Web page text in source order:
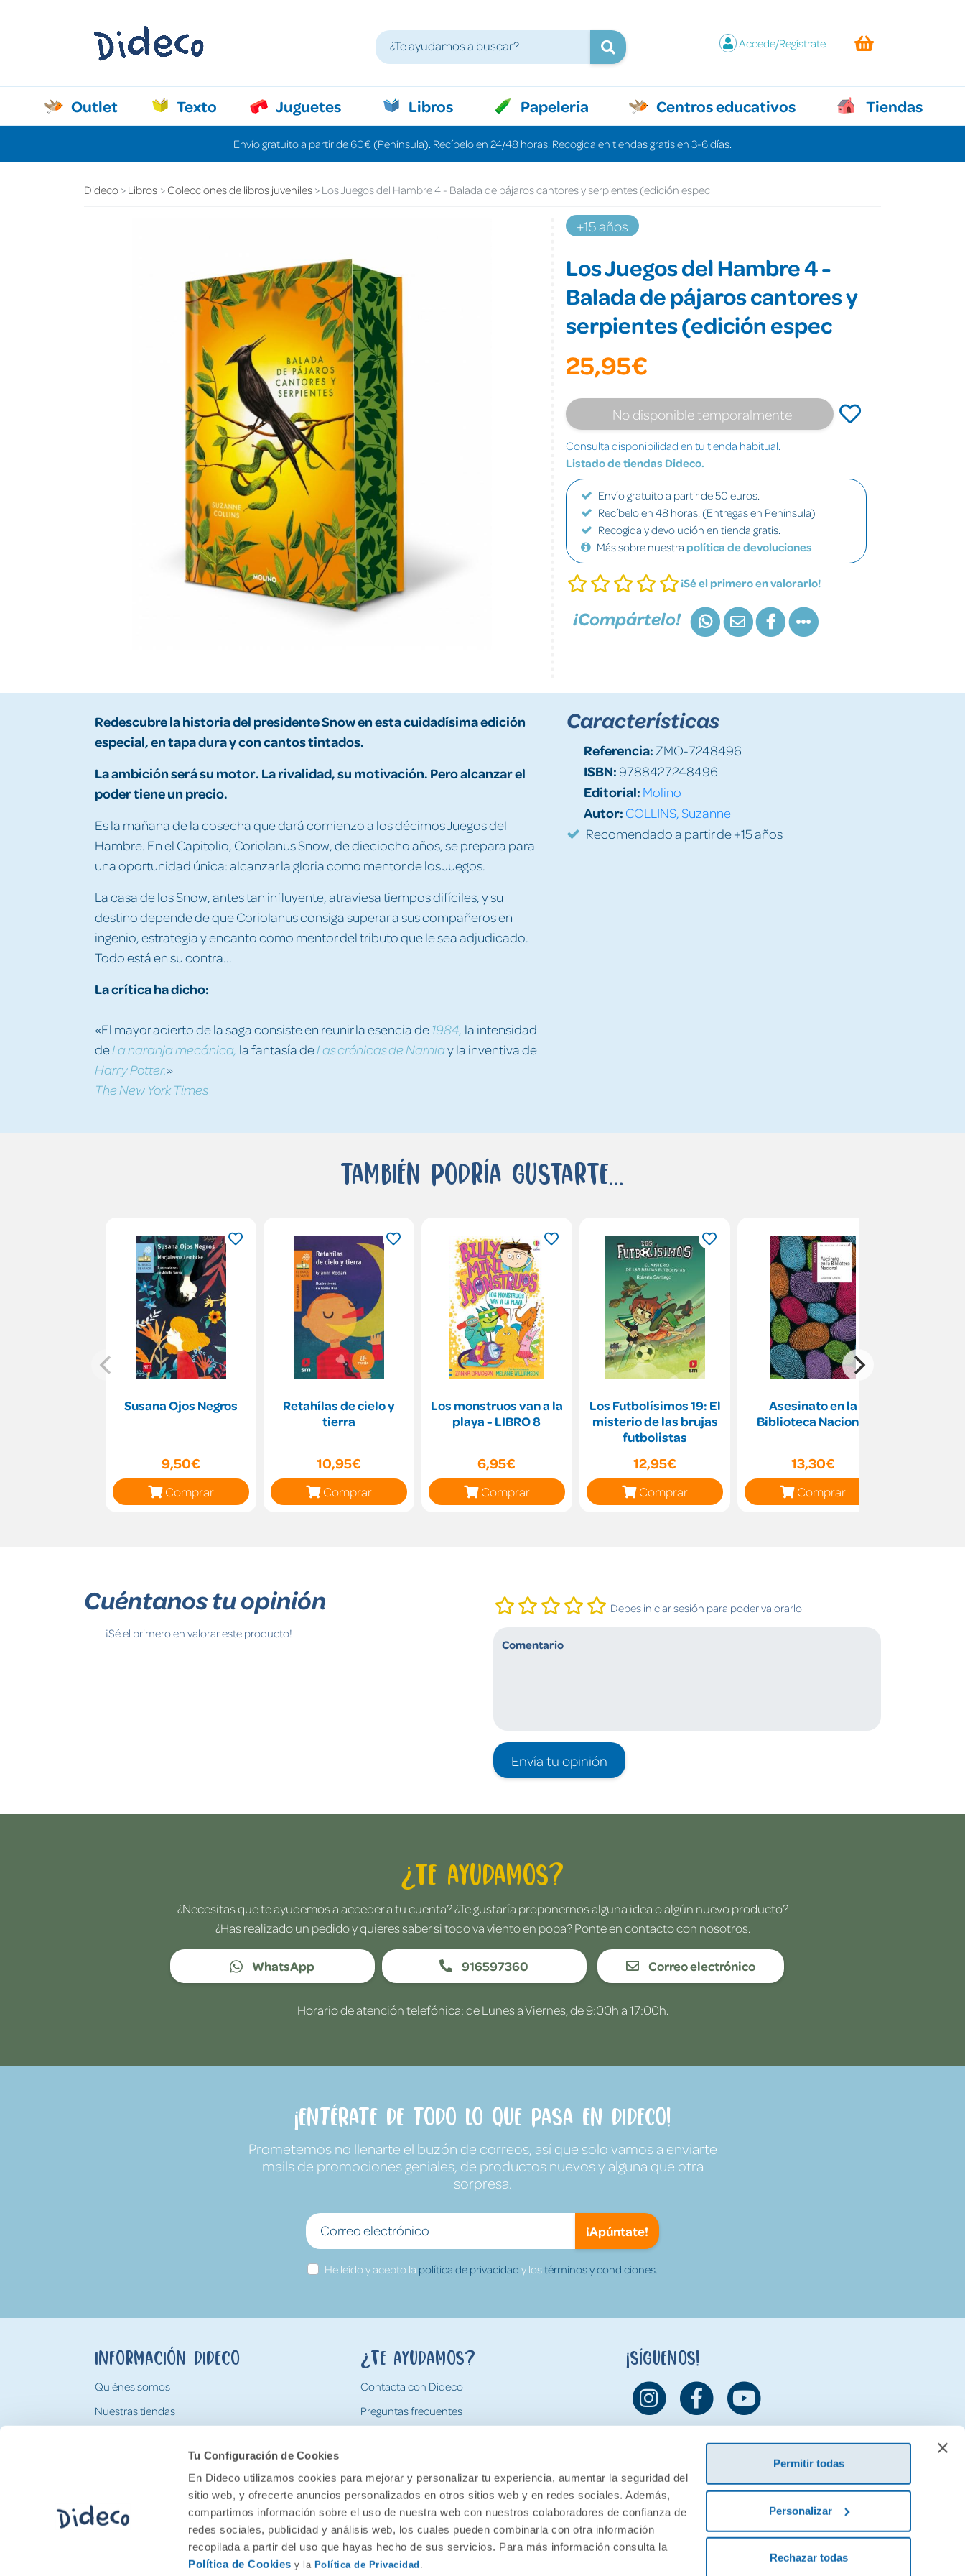
Tu Configuración de Cookies
En Dideco utilizamos cookies para mejorar y personalizar tu experiencia, aumentar la seguridad del
sitio web, y ofrecerte anuncios personalizados en otros sitios web y en redes sociales. Además,
compartimos información sobre el uso de nuestra web con nuestros colaboradores de confianza de
redes sociales, publicidad y análisis web, los cuales pueden combinarla con otra información
recopilada a partir del uso que hayas hecho de sus servicios. Para más información consulta la
Política de Cookies y la Política de Privacidad .
Permitir todas
Personalizar
Rechazar todas
Accede/Regístrate
Outlet Texto Juguetes Libros Papelería Centros educativos Tiendas
Envío gratuito a partir de 60€ (Península). Recíbelo en 24/48 horas. Recogida en tiendas gratis en 3-6 días.
Dideco Libros Colecciones de libros juveniles Los Juegos del Hambre 4 - Balada de pájaros cantores y serpientes (edición espec
+15 años
Los Juegos del Hambre 4 -
Balada de pájaros cantores y
serpientes (edición espec
25,95€
No disponible temporalmente
Consulta disponibilidad en tu tienda habitual.
Listado de tiendas Dideco.
Envío gratuito a partir de 50 euros.
Recíbelo en 48 horas. (Entregas en Península)
Recogida y devolución en tienda gratis.
Más sobre nuestra política de devoluciones
¡Sé el primero en valorarlo!
¡Compártelo!
Redescubre la historia del presidenteSnowen esta cuidadísima edición
especial, en tapa dura y con cantos tintados.
La ambición será su motor. La rivalidad, su motivación. Pero alcanzar el
poder tiene un precio.
Es la mañana de la cosecha que dará comienzo a los décimos Juegos del
Hambre. En el Capitolio, Coriolanus Snow, de dieciocho años, se prepara para
una oportunidad única: alcanzar la gloria como mentor de los Juegos.
La casa de los Snow, antes tan influyente, atraviesa tiempos difíciles, y su
destino depende de que Coriolanus consiga superar a sus compañeros en
ingenio, estrategia y encanto como mentor del tributo que le sea adjudicado.
Todo está en su contra...
La crítica ha dicho:
«El mayor acierto de la saga consiste en reunir la esencia de1984, la intensidad
deLa naranja mecánica, la fantasía deLas crónicas de Narniay la inventiva de
Harry Potter.»
The New York Times
Características
Referencia: ZMO-7248496
ISBN:9788427248496
Editorial: Molino
Autor: COLLINS, Suzanne
Recomendado a partir de +15 años
También podría gustarte...
Susana Ojos Negros
9,50€
Comprar
Retahílas de cielo y
tierra
10,95€
Comprar
Los monstruos van a la
playa - LIBRO 8
6,95€
Comprar
Los Futbolísimos 19: El
misterio de las brujas
futbolistas
12,95€
Comprar
Asesinato en la
Biblioteca Nacional
13,30€
Comprar
Cuéntanos tu opinión
¡Sé el primero en valorar este producto!
Debes iniciar sesión para poder valorarlo
Envía tu opinión
¿Te ayudamos?
¿Necesitas que te ayudemos a acceder a tu cuenta? ¿Te gustaría proponernos alguna idea o algún nuevo producto?
¿Has realizado un pedido y quieres saber si todo va viento en popa? Ponte en contacto con nosotros.
WhatsApp 916597360 Correo electrónico
Horario de atención telefónica: de Lunes a Viernes, de 9:00h a 17:00h.
¡Entérate de todo lo que pasa en Dideco!
Prometemos no llenarte el buzón de correos, así que solo vamos a enviarte
mails de promociones geniales, de productos nuevos y alguna que otra
sorpresa.
¡Apúntate!
He leído y acepto la política de privacidad y lostérminos y condiciones.
Información Dideco
Quiénes somos
Nuestras tiendas
Tarjeta Regalo Dideco
¿Te ayudamos?
Contacta con Dideco
Preguntas frecuentes
Devoluciones
¡Síguenos!